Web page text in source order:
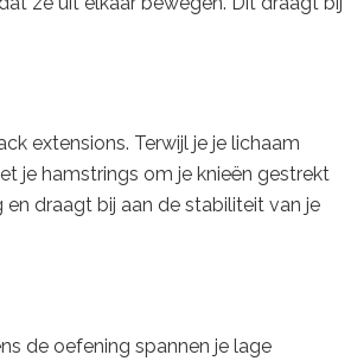
extensions. Terwijl je je lichaam
je hamstrings om je knieën gestrekt
draagt bij aan de stabiliteit van je
de oefening spannen je lage